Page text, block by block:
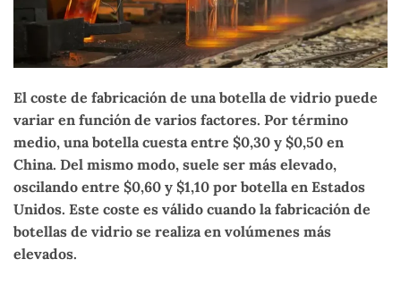
El coste de fabricación de una botella de vidrio puede
variar en función de varios factores. Por término
medio, una botella cuesta entre $0,30 y $0,50 en
China. Del mismo modo, suele ser más elevado,
oscilando entre $0,60 y $1,10 por botella en Estados
Unidos. Este coste es válido cuando la fabricación de
botellas de vidrio se realiza en volúmenes más
elevados.